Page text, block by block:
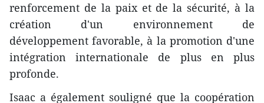
renforcement de la paix et de la sécurité, à la
création d'un environnement de
développement favorable, à la promotion d'une
intégration internationale de plus en plus
profonde.
Isaac a également souligné que la coopération